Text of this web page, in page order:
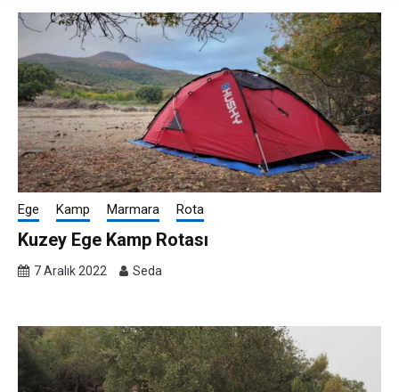
Ege Kamp Marmara Rota
Kuzey Ege Kamp Rotası
7 Aralık 2022 Seda